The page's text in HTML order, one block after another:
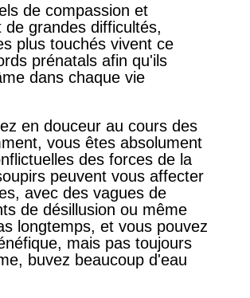
de compassion et
grandes difficultés,
plus touchés vivent ce
prénatals afin qu'ils
dans chaque vie
en douceur au cours des
vous êtes absolument
des forces de la
peuvent vous affecter
avec des vagues de
de désillusion ou même
longtemps, et vous pouvez
mais pas toujours
buvez beaucoup d'eau